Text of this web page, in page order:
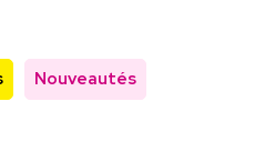
Nouveautés